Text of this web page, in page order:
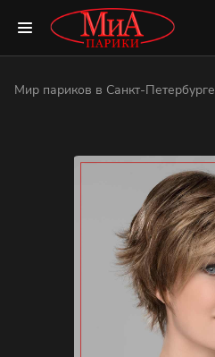
Мир париков в Санкт-Петербурге